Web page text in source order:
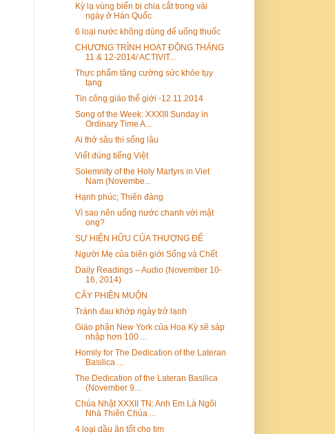
Kỳ lạ vùng biển bị chia cắt trong vài
ngày ở Hàn Quốc
6 loại nước không dùng để uống thuốc
CHƯƠNG TRÌNH HOẠT ĐỘNG THÁNG
11 & 12-2014/ ACTIVIT...
Thực phẩm tăng cường sức khỏe tụy
tạng
Tin công giáo thế giới -12.11.2014
Song of the Week: XXXIII Sunday in
Ordinary Time A...
Ai thở sâu thì sống lâu
Viết đúng tiếng Việt
Solemnity of the Holy Martyrs in Viet
Nam (Novembe...
Hạnh phúc; Thiên đàng
Vì sao nên uống nước chanh với mật
ong?
SỰ HIỆN HỮU CỦA THƯỢNG ĐẾ
Người Mẹ của biên giới Sống và Chết
Daily Readings – Audio (November 10-
16, 2014)
CÂY PHIỀN MUỘN
Tránh đau khớp ngày trở lạnh
Giáo phận New York của Hoa Kỳ sẽ sáp
nhập hơn 100 ...
Homily for The Dedication of the Lateran
Basilica ...
The Dedication of the Lateran Basilica
(November 9...
Chúa Nhật XXXII TN: Anh Em Là Ngôi
Nhà Thiên Chúa ...
4 loại dầu ăn tốt cho tim